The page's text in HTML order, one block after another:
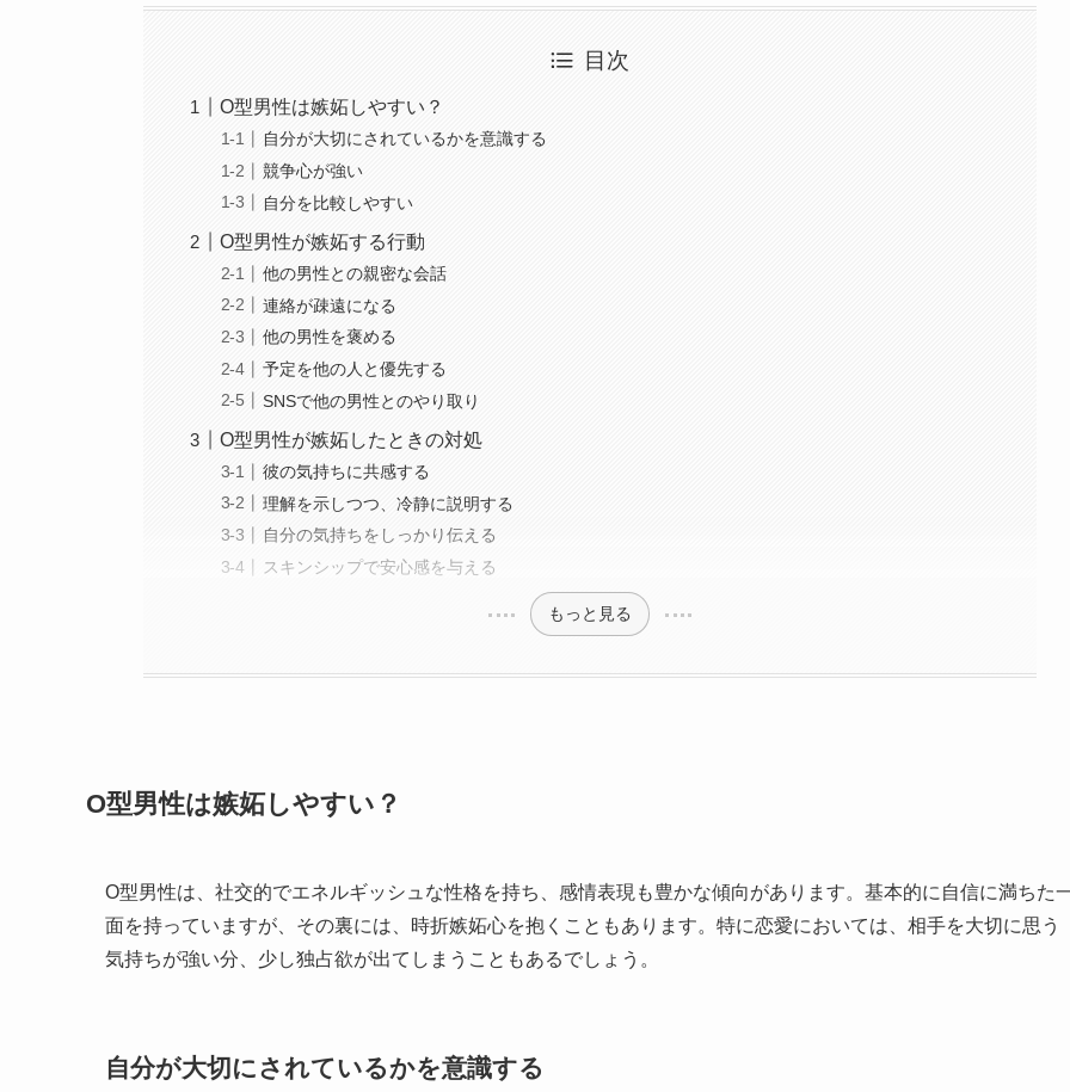
目次
O型男性は嫉妬しやすい？
自分が大切にされているかを意識する
競争心が強い
自分を比較しやすい
O型男性が嫉妬する行動
他の男性との親密な会話
連絡が疎遠になる
他の男性を褒める
予定を他の人と優先する
SNSで他の男性とのやり取り
O型男性が嫉妬したときの対処
彼の気持ちに共感する
理解を示しつつ、冷静に説明する
自分の気持ちをしっかり伝える
スキンシップで安心感を与える
もっと見る
O型男性は嫉妬しやすい？
O型男性は、社交的でエネルギッシュな性格を持ち、感情表現も豊かな傾向があります。基本的に自信に満ちた
面を持っていますが、その裏には、時折嫉妬心を抱くこともあります。特に恋愛においては、相手を大切に思う
気持ちが強い分、少し独占欲が出てしまうこともあるでしょう。
自分が大切にされているかを意識する